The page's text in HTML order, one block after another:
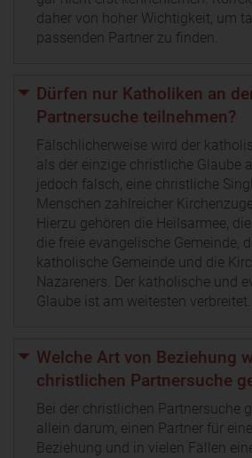
daher von hoher Wichtigkeit, um
passenden Partner zu finden.
Dürfen nur Katholiken an
Partnersuche teilnehmen?
Fälschlicherweise wird der
als der einzige christliche Glaube
jedoch falsch, eine christliche
Menschen zahlreicher
Hierzu gehören die Heilsarmee,
die freie evangelische Gemeinde,
katholische Gemeinde und die
Nazareners. Der katholische und
Glaube ist am weitesten verbreitet.
Welche Art von Beziehung
christlichen Partnersuche
Bei der christlichen Partnersuche
allein darum, einen Partner für
Beziehung und in vielen Fällen